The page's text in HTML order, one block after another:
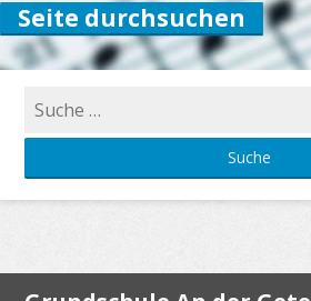
Seite durchsuchen
nach: